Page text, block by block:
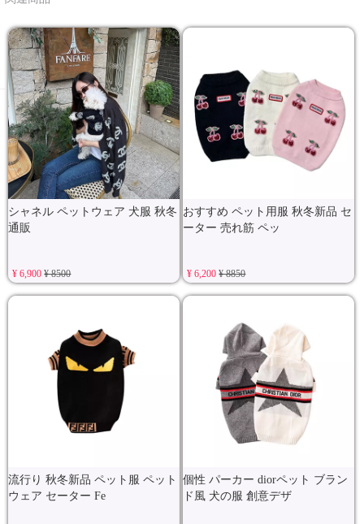
シャネル ペットウェア 犬服 秋冬
通販
¥ 6,900¥ 8500
おすすめ ペット用服 秋冬新品 セ
ーター 売れ筋 ペッ
¥ 6,200¥ 8850
流行り 秋冬新品 ペット服 ペット
ウェア セーター Fe
個性 パーカー diorペット ブラン
ド風 犬の服 創意デザ